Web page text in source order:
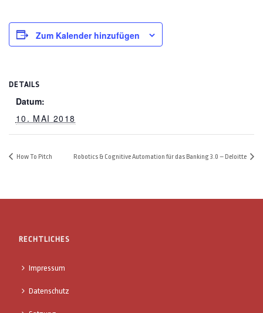
Zum Kalender hinzufügen
DETAILS
Datum:
10. MAI 2018
How To Pitch Robotics & Cognitive Automation für das Banking 3.0 – Deloitte
RECHTLICHES
Impressum
Datenschutz